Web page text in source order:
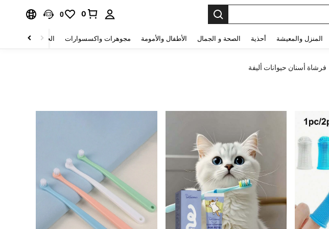
0
0
المنزل والمعيشة أحذية الصحة و الجمال الأطفال والأمومة مجوهرات واكسسوارات الحقائب والأمتعة
فرشاة أسنان حيوانات أليفة